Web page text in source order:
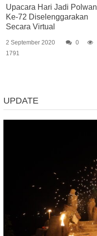
Upacara Hari Jadi Polwan
Ke-72 Diselenggarakan
Secara Virtual
2 September 2020
0
1791
UPDATE